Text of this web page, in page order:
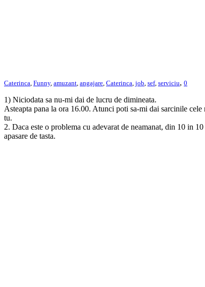
Caterinca Funny, amuzant angajare Caterinca job sef, serviciu, 0
1) Niciodata sa nu-mi dai de lucru de dimineata.
Asteapta pana la ora 16.00. Atunci poti sa-mi dai sarcinile
tu.
2. Daca este o problema cu adevarat de neamanat, din 10 in
apasare de tasta.